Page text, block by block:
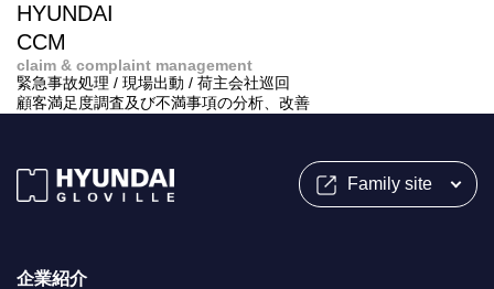
HYUNDAI
CCM
claim & complaint management
緊急事故処理 / 現場出動 / 荷主会社巡回
顧客満足度調査及び不満事項の分析、改善
Family site
企業紹介